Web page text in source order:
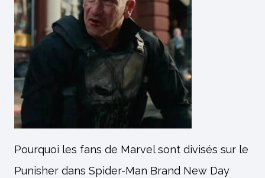
Pourquoi les fans de Marvel sont divisés sur le
Punisher dans Spider-Man Brand New Day